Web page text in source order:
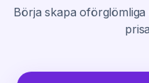
Börja skapa